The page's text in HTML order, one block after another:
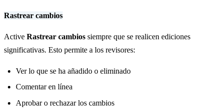
Rastrear cambios
Active Rastrear cambios siempre que se realicen ediciones
significativas. Esto permite a los revisores:
Ver lo que se ha añadido o eliminado
Comentar en línea
Aprobar o rechazar los cambios